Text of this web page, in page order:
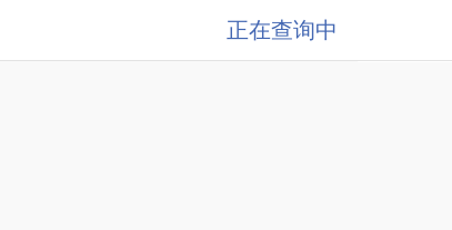
正在查询中